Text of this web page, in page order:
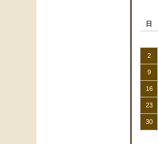
日
2
9
16
23
30